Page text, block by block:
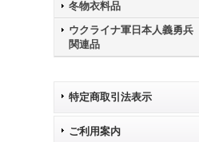
冬物衣料品
ウクライナ軍日本人義勇兵
関連品
特定商取引法表示
ご利用案内